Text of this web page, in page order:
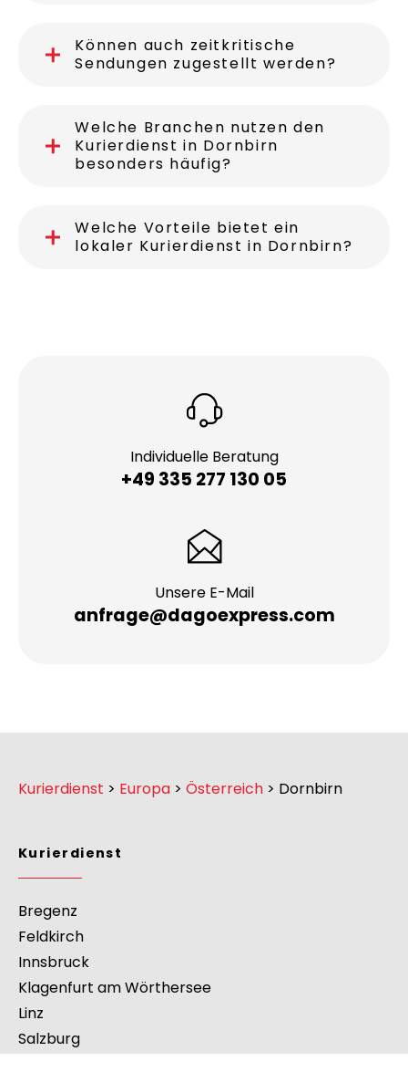
Können auch zeitkritische
Sendungen zugestellt werden?
Welche Branchen nutzen den
Kurierdienst in Dornbirn
besonders häufig?
Welche Vorteile bietet ein
lokaler Kurierdienst in Dornbirn?
Individuelle Beratung
+49 335 277 130 05
Unsere E-Mail
anfrage@dagoexpress.com
Kurierdienst > Europa > Österreich > Dornbirn
Kurierdienst
Bregenz
Feldkirch
Innsbruck
Klagenfurt am Wörthersee
Linz
Salzburg